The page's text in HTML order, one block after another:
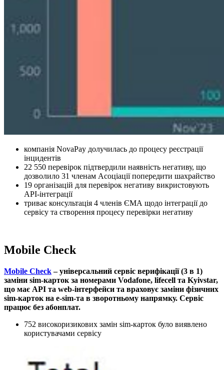
компанія NovaPay долучилась до процесу реєстрації
інцидентів
22 550 перевірок підтвердили наявність негативу, що
дозволило 31 членам Асоціації попередити шахрайство
19 організацій для перевірок негативу викристовують
API-інтеграції
триває консультація 4 членів ЄМА щодо інтеграції до
сервісу та створення процесу перевірки негативу
Mobile Check
Mobile Check– універсальний сервіс верифікації (3 в 1)
заміни sim-карток за номерами Vodafone, lifecell та Kyivstar,
що має API та web-інтерфейси та враховує заміни фізичних
sim-карток на e-sim-та в зворотньому напрямку. Сервіс
працює без абонплат.
752 високоризикових замін sim-карток було виявлено
користувачами сервісу